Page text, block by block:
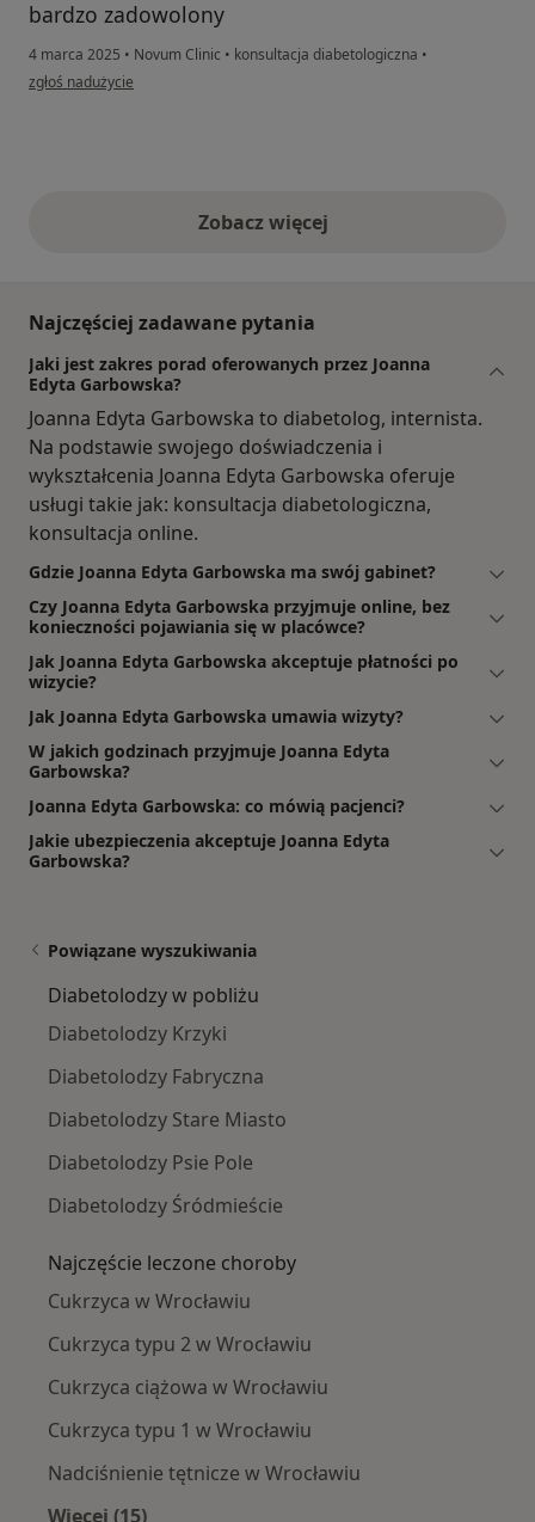
bardzo zadowolony
4 marca 2025 • Novum Clinic • konsultacja diabetologiczna •
w opinii użytkownika Piotr Szczepaniak
zgłoś nadużycie
Zobacz więcejopinie powyżej
Najczęściej zadawane pytania
Jaki jest zakres porad oferowanych przez Joanna
Edyta Garbowska?
Joanna Edyta Garbowska to diabetolog, internista.
Na podstawie swojego doświadczenia i
wykształcenia Joanna Edyta Garbowska oferuje
usługi takie jak: konsultacja diabetologiczna,
konsultacja online.
Gdzie Joanna Edyta Garbowska ma swój gabinet?
Czy Joanna Edyta Garbowska przyjmuje online, bez
konieczności pojawiania się w placówce?
Jak Joanna Edyta Garbowska akceptuje płatności po
wizycie?
Jak Joanna Edyta Garbowska umawia wizyty?
W jakich godzinach przyjmuje Joanna Edyta
Garbowska?
Joanna Edyta Garbowska: co mówią pacjenci?
Jakie ubezpieczenia akceptuje Joanna Edyta
Garbowska?
Powiązane wyszukiwania
Diabetolodzy w pobliżu
Diabetolodzy Krzyki
Diabetolodzy Fabryczna
Diabetolodzy Stare Miasto
Diabetolodzy Psie Pole
Diabetolodzy Śródmieście
Najczęście leczone choroby
Cukrzyca w Wrocławiu
Cukrzyca typu 2 w Wrocławiu
Cukrzyca ciążowa w Wrocławiu
Cukrzyca typu 1 w Wrocławiu
Nadciśnienie tętnicze w Wrocławiu
Więcej (15)